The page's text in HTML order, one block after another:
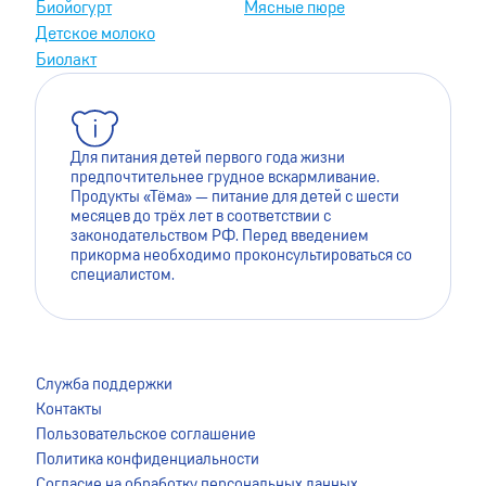
Биойогурт
Детское молоко
Биолакт
Мясные пюре
Для питания детей первого года жизни
предпочтительнее грудное вскармливание.
Продукты «Тёма» — питание для детей с шести
месяцев до трёх лет в соответствии с
законодательством РФ. Перед введением
прикорма необходимо проконсультироваться со
специалистом.
Служба поддержки
Контакты
Пользовательское соглашение
Политика конфиденциальности
Это помогает нам сделать его более удобным для
пользователей. Оставаясь на сайте, вы даёте согласие на
сохранение файлов cookie на вашем устройстве. Для
более подробной информации ознакомьтесь с
Пользовательским соглашением